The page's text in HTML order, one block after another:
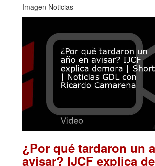
Imagen Noticias
¿Por qué tardaron un
avisar? IJCF explica